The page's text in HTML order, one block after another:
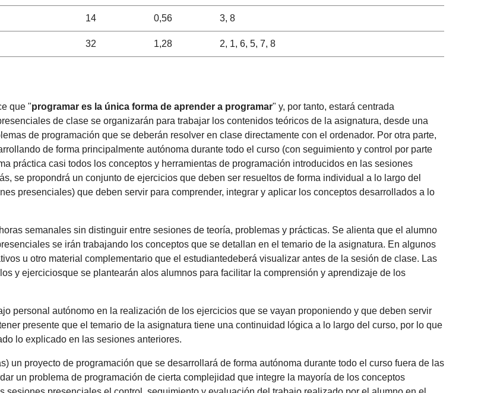
14 0,56 3, 8
32 1,28 2, 1, 6, 5, 7, 8
que "programar es la única forma de aprender a programar" y, por tanto, estará centrada
de clase se organizarán para trabajar los contenidos teóricos de la asignatura, desde una
de programación que se deberán resolver en clase directamente con el ordenador. Por otra parte,
de forma principalmente autónoma durante todo el curso (con seguimiento y control por parte
práctica casi todos los conceptos y herramientas de programación introducidos en las sesiones
se propondrá un conjunto de ejercicios que deben ser resueltos de forma individual a lo largo del
presenciales) que deben servir para comprender, integrar y aplicar los conceptos desarrollados a lo
semanales sin distinguir entre sesiones de teoría, problemas y prácticas. Se alienta que el alumno
se irán trabajando los conceptos que se detallan en el temario de la asignatura. En algunos
u otro material complementario que el estudiantedeberá visualizar antes de la sesión de clase. Las
y ejerciciosque se plantearán alos alumnos para facilitar la comprensión y aprendizaje de los
personal autónomo en la realización de los ejercicios que se vayan proponiendo y que deben servir
presente que el temario de la asignatura tiene una continuidad lógica a lo largo del curso, por lo que
lo explicado en las sesiones anteriores.
un proyecto de programación que se desarrollará de forma autónoma durante todo el curso fuera de las
un problema de programación de cierta complejidad que integre la mayoría de los conceptos